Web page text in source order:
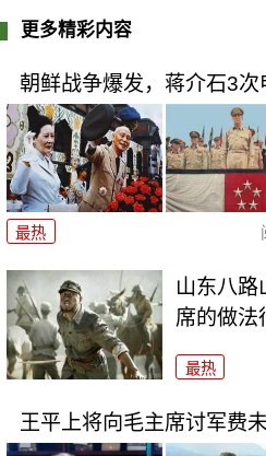
更多精彩内容
朝鲜战争爆发，蒋介石3
最热
山东八路
席的做法
最热
王平上将向毛主席讨军费